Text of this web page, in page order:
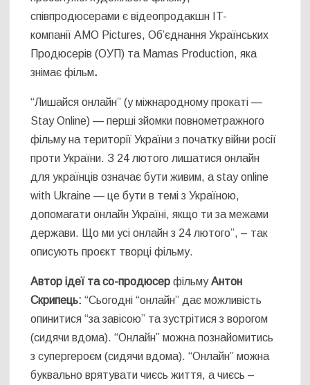
співпродюсерами є відеопродакшн IT-
компанії AMO Pictures, Об’єднання Українських
Продюсерів (ОУП) та Mamas Production, яка
знімає фільм.
“Лишайся онлайн” (у міжнародному прокаті —
Stay Online) — перші зйомки повнометражного
фільму на території України з початку війни росії
проти України. З 24 лютого лишатися онлайн
для українців означає бути живим, а stay online
with Ukraine — це бути в темі з Україною,
допомагати онлайн Україні, якщо ти за межами
держави. Що ми усі онлайн з 24 лютого”, – так
описують проєкт творці фільму.
Автор ідеї та со-продюсерфільмуАнтон
Скрипець:“Сьогодні “онлайн” дає можливість
опинитися “за завісою” та зустрітися з ворогом
(сидячи вдома). “Онлайн” можна познайомитись
з супергероєм (сидячи вдома). “Онлайн” можна
буквально врятувати чиєсь життя, а чиєсь –